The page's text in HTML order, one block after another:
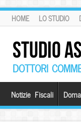
HOME LO STUDIO
STUDIO
DOTTORI
Notizie Fiscali